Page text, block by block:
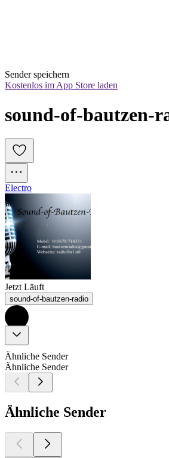
Sender speichern
Kostenlos im App Store laden
sound-of-bautzen-
Electro
Jetzt Läuft
sound-of-bautzen-radio
Ähnliche Sender
Ähnliche Sender
Ähnliche Sender